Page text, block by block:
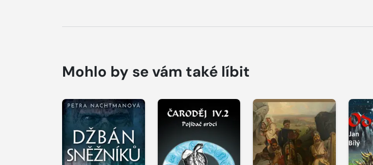
Mohlo by se vám také líbit